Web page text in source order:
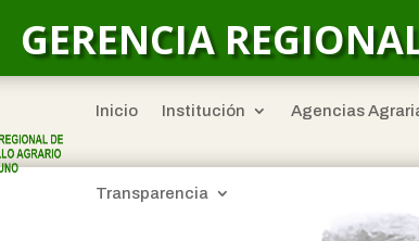
GERENCIA
Inicio Institución Agencias
Transparencia